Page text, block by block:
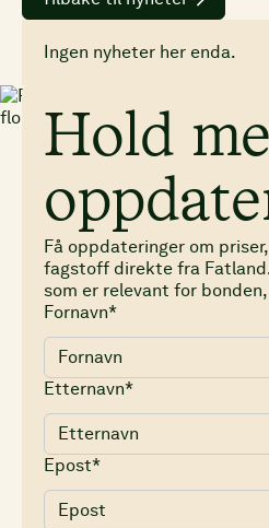
Ingen nyheter her enda.
Hold
Få oppdateringer om
fagstoff direkte fra
som er relevant for
Fornavn*
Etternavn*
Epost*